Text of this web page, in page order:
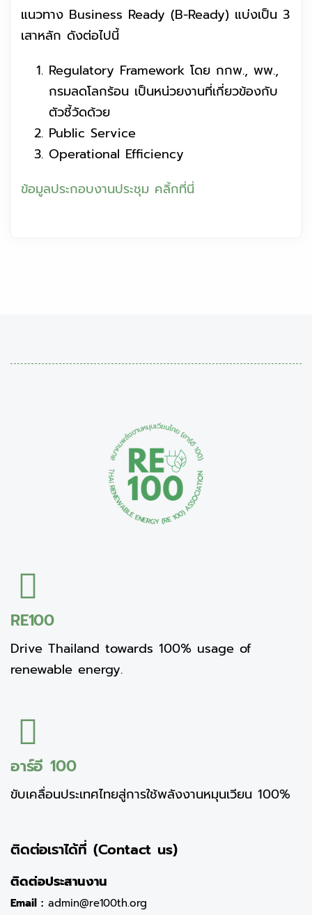
แนวทาง Business Ready (B-Ready) แบ่งเป็น 3
เสาหลัก ดังต่อไปนี้
Regulatory Framework โดย กกพ., พพ.,
กรมลดโลกร้อน เป็นหน่วยงานที่เกี่ยวข้องกับ
ตัวชี้วัดด้วย
Public Service
Operational Efficiency
ข้อมูลประกอบงานประชุม คลิ้กที่นี่
RE100
Drive Thailand towards 100% usage of
renewable energy.
อาร์อี 100
ขับเคลื่อนประเทศไทยสู่การใช้พลังงานหมุนเวียน 100%
ติดต่อเราได้ที่ (Contact us)
ติดต่อประสานงาน
Email : admin@re100th.org